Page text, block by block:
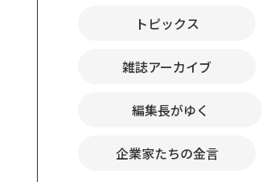
トピックス
雑誌アーカイブ
編集長がゆく
企業家たちの金言